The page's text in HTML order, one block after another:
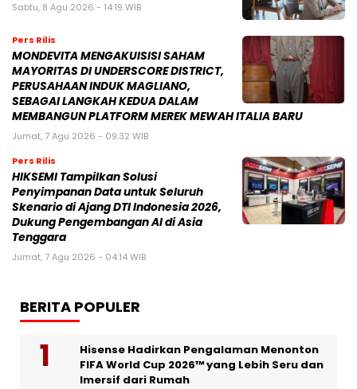
Sabtu, 8 Agu 2026 - 14:19 WIB
Pers Rilis
MONDEVITA MENGAKUISISI SAHAM
MAYORITAS DI UNDERSCORE DISTRICT,
PERUSAHAAN INDUK MAGLIANO,
SEBAGAI LANGKAH KEDUA DALAM
MEMBANGUN PLATFORM MEREK MEWAH ITALIA BARU
Jumat, 7 Agu 2026 - 09:32 WIB
Pers Rilis
HIKSEMI Tampilkan Solusi
Penyimpanan Data untuk Seluruh
Skenario di Ajang DTI Indonesia 2026,
Dukung Pengembangan AI di Asia
Tenggara
Jumat, 7 Agu 2026 - 04:14 WIB
BERITA POPULER
Hisense Hadirkan Pengalaman Menonton
FIFA World Cup 2026™ yang Lebih Seru dan
Imersif dari Rumah